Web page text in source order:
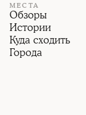
МЕСТА
Обзоры
Истории
Куда сходить
Города